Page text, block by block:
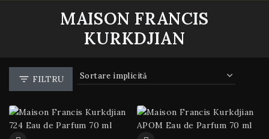
MAISON FRANCIS
KURKDJIAN
FILTRU